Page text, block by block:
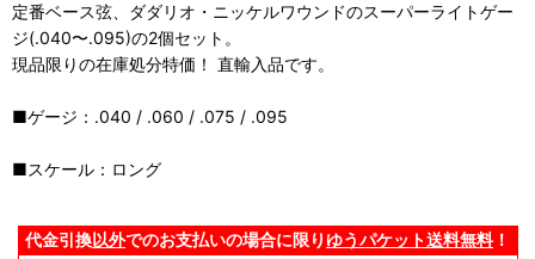
定番ベース弦、ダダリオ・ニッケルワウンドのスーパーライトゲー
ジ(.040〜.095)の2個セット。
現品限りの在庫処分特価！ 直輸入品です。
■ゲージ：.040 / .060 / .075 / .095
■スケール：ロング
代金引換以外でのお支払いの場合に限り ゆうパケット送料無料！